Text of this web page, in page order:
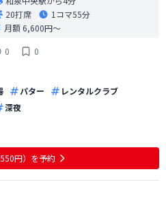
20打席
1コマ55分
月額 6,600円〜
0
0
パター
レンタルクラブ
深夜
円）を予約